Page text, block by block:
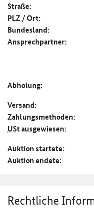
Straße:
PLZ / Ort:
Bundesland:
Ansprechpartner:
Abholung:
Versand:
Zahlungs­methoden:
UStausgewiesen:
Auktion startete:
Auktion endete:
Rechtliche